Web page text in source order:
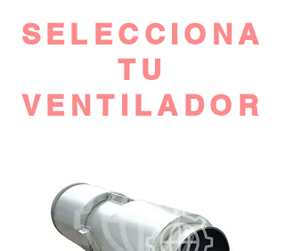
SELECCIONA
TU
VENTILADOR